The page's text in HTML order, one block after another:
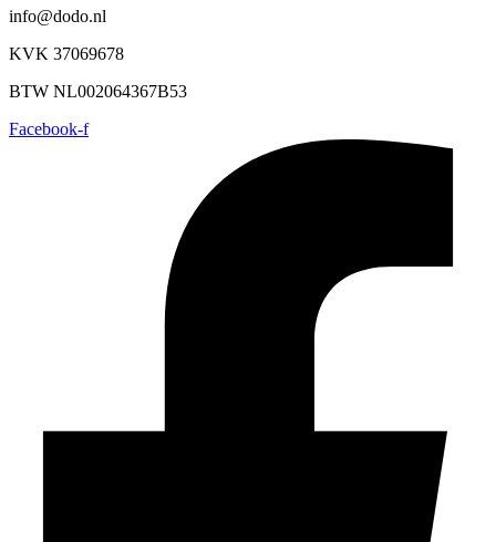
info@dodo.nl
KVK 37069678
BTW NL002064367B53
Facebook-f